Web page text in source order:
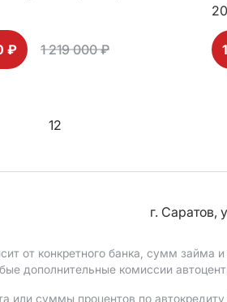
₽ 1 219 000 ₽
12
г. Саратов,
от конкретного банка, сумм
дополнительные комиссии
суммы процентов по автокредиту